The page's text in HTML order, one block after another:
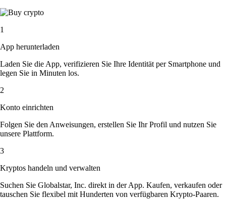
1
App herunterladen
Laden Sie die App, verifizieren Sie Ihre Identität per Smartphone und
legen Sie in Minuten los.
2
Konto einrichten
Folgen Sie den Anweisungen, erstellen Sie Ihr Profil und nutzen Sie
unsere Plattform.
3
Kryptos handeln und verwalten
Suchen Sie Globalstar, Inc. direkt in der App. Kaufen, verkaufen oder
tauschen Sie flexibel mit Hunderten von verfügbaren Krypto-Paaren.